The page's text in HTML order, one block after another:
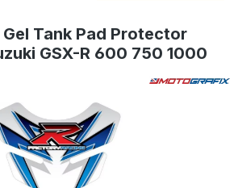
Tank Pad Protector
GSX-R 600 750 1000